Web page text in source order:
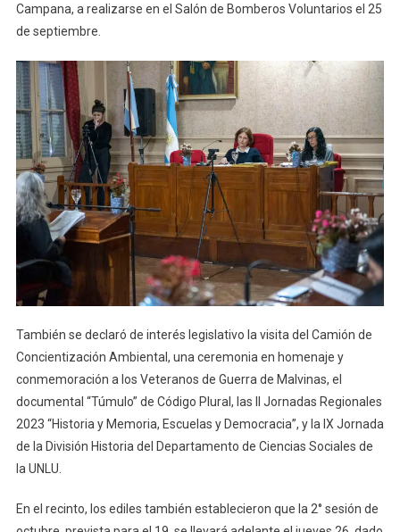
Campana, a realizarse en el Salón de Bomberos Voluntarios el 25
de septiembre.
También se declaró de interés legislativo la visita del Camión de
Concientización Ambiental, una ceremonia en homenaje y
conmemoración a los Veteranos de Guerra de Malvinas, el
documental “Túmulo” de Código Plural, las II Jornadas Regionales
2023 “Historia y Memoria, Escuelas y Democracia”, y la IX Jornada
de la División Historia del Departamento de Ciencias Sociales de
la UNLU.
En el recinto, los ediles también establecieron que la 2° sesión de